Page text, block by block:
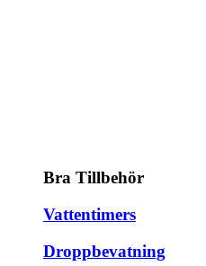
Bra Tillbehör
Vattentimers
Droppbevatning